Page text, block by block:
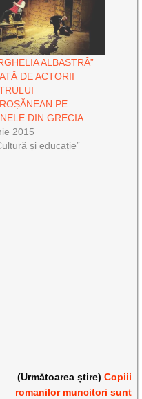
ALBASTRĂ”
DE ACTORII
PE
DIN GRECIA
2015
și educație”
(Următoarea știre) Copiii
romanilor muncitori sunt